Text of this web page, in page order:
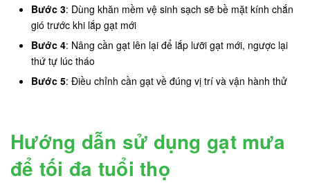
Bước 3: Dùng khăn mềm vệ sinh sạch sẽ bề mặt kính chắn
gió trước khi lắp gạt mới
Bước 4: Nâng cần gạt lên lại để lắp lưỡi gạt mới, ngược lại
thứ tự lúc tháo
Bước 5: Điều chỉnh cần gạt về đúng vị trí và vận hành thử
Hướng dẫn sử dụng gạt mưa
để tối đa tuổi thọ